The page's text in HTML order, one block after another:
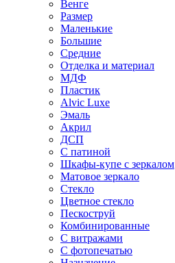
Венге
Размер
Маленькие
Большие
Средние
Отделка и материал
МДФ
Пластик
Alvic Luxe
Эмаль
Акрил
ДСП
С патиной
Шкафы-купе с зеркалом
Матовое зеркало
Стекло
Цветное стекло
Пескоструй
Комбинированные
С витражами
С фотопечатью